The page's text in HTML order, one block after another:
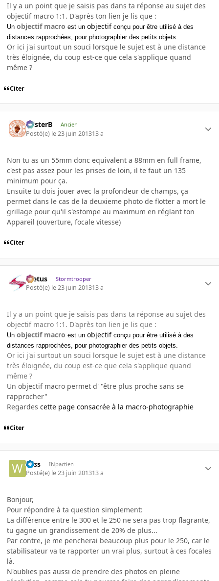
Il y a un point que je saisis pas dans ta réponse au sujet des
objectif macro 1:1. D'après ton lien je lis que :
Un objectif macro est un objectif conçu pour être utilisé à des
distances rapprochées, pour photographier des petits objets.
Or ici j'ai surtout un souci lorsque le sujet est à une distance
très éloignée, du coup est-ce que cela s'applique quand
même ?
Citer
misterB Ancien
Posté(e) le 23 juin 201313 a
Non tu as un 55mm donc equivalent a 88mm en full frame,
c'est pas assez pour les prises de loin, il te faut un 135
minimum pour ça.
Ensuite tu dois jouer avec la profondeur de champs, ça
permet dans le cas de la deuxieme photo de flotter a mort le
grillage pour qu'il s'estompe au maximum en réglant ton
Appareil (ouverture, focale vitesse)
Citer
foetus Stormtrooper
Posté(e) le 23 juin 201313 a
Il y a un point que je saisis pas dans ta réponse au sujet des
objectif macro 1:1. D'après ton lien je lis que :
Un objectif macro est un objectif conçu pour être utilisé à des
distances rapprochées, pour photographier des petits objets.
Or ici j'ai surtout un souci lorsque le sujet est à une distance
très éloignée, du coup est-ce que cela s'applique quand
même ?
Un objectif macro permet d' "être plus proche sans se
rapprocher"
Regardes cette page consacrée à la macro-photographie
Citer
wiss INpactien
Posté(e) le 23 juin 201313 a
Bonjour,
Pour répondre à ta question simplement:
La différence entre le 300 et le 250 ne sera pas trop flagrante,
tu gagne un grandissement de 20% de plus...
Par contre, je me pencherai beaucoup plus pour le 250, car le
stabilisateur va te rapporter un vrai plus, surtout à ces focales
là.
N'oublies pas aussi de prendre des photos en pleine